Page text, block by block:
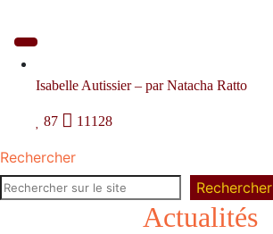
Isabelle Autissier – par Natacha Ratto
87 11128
Rechercher
Rechercher
Actualités